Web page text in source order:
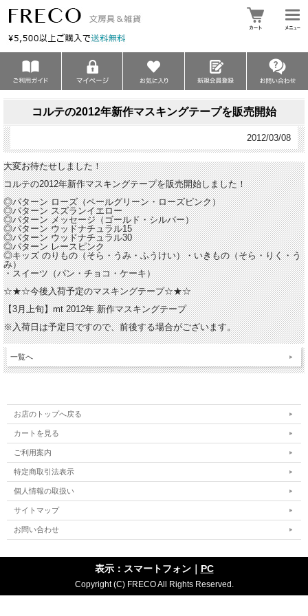
コルテの2012年新作マスキングテープを販売開始
2012/03/08
大変お待たせしました！
コルテの2012年新作マスキングテープを販売開始しました！
◎パターン ローズ（ペールグリーン・ローズピンク）
◎パターン スズランイエロー
◎パターン メッセージ（ゴールド・シルバー）
◎パターン ウッドナチュラル15
◎パターン ウッドナチュラル30
◎パターン レースピンク
◎キッズ のりもの（そら・うみ・ふうけい）・いきもの（そら・りく・う
み）
・スイーツ（パン・チョコ・ケーキ）
☆★☆今後入荷予定のマスキングテープ☆★☆
【3月上旬】mt 2012年 新作マスキングテープ
※入荷日は予定日ですので、前後する場合がございます。
一覧へ
お店のトップへ戻る
カートを見る
ご利用案内
特定商取引法表示
個人情報の取扱い
サイトマップ
お問い合わせ
表示：スマートフォン｜ PC
Copyright (C) FRECO All Rights Reserved.